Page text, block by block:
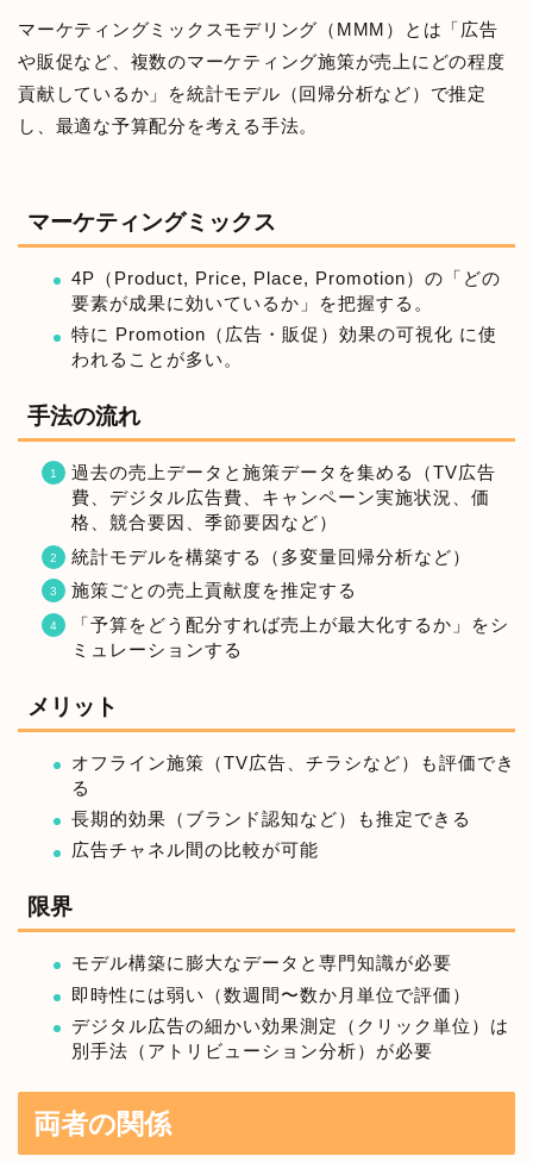
マーケティングミックスモデリング（MMM）とは「広告
や販促など、複数のマーケティング施策が売上にどの程度
貢献しているか」を統計モデル（回帰分析など）で推定
し、最適な予算配分を考える手法。
マーケティングミックス
4P（Product, Price, Place, Promotion）の「どの
要素が成果に効いているか」を把握する。
特に Promotion（広告・販促）効果の可視化 に使
われることが多い。
手法の流れ
過去の売上データと施策データを集める（TV広告
費、デジタル広告費、キャンペーン実施状況、価
格、競合要因、季節要因など）
統計モデルを構築する（多変量回帰分析など）
施策ごとの売上貢献度を推定する
「予算をどう配分すれば売上が最大化するか」をシ
ミュレーションする
メリット
オフライン施策（TV広告、チラシなど）も評価でき
る
長期的効果（ブランド認知など）も推定できる
広告チャネル間の比較が可能
限界
モデル構築に膨大なデータと専門知識が必要
即時性には弱い（数週間〜数か月単位で評価）
デジタル広告の細かい効果測定（クリック単位）は
別手法（アトリビューション分析）が必要
両者の関係